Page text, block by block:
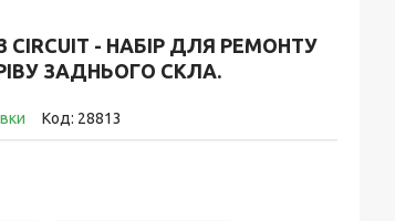
CIRCUIT - НАБІР ДЛЯ РЕМОНТУ
ЗАДНЬОГО СКЛА.
Код: 28813